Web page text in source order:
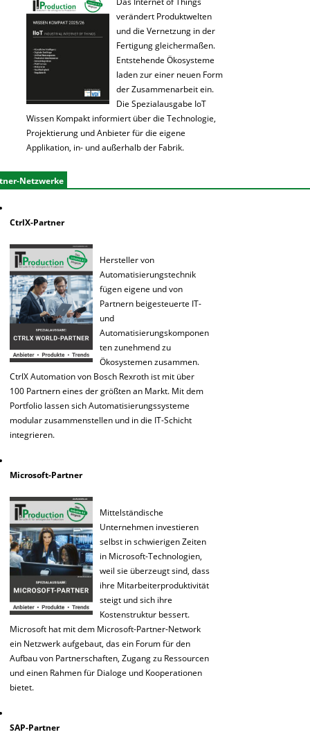
verändert Produktwelten
und die Vernetzung in der
Fertigung gleichermaßen.
Entstehende Ökosysteme
laden zur einer neuen Form
der Zusammenarbeit ein.
Die Spezialausgabe IoT
Wissen Kompakt informiert über die Technologie,
Projektierung und Anbieter für die eigene
Applikation, in- und außerhalb der Fabrik.
Netzwerke
CtrlX-Partner
Hersteller von
Automatisierungstechnik
fügen eigene und von
Partnern beigesteuerte IT-
und
Automatisierungskomponen
ten zunehmend zu
Ökosystemen zusammen.
CtrlX Automation von Bosch Rexroth ist mit über
100 Partnern eines der größten an Markt. Mit dem
Portfolio lassen sich Automatisierungssysteme
modular zusammenstellen und in die IT-Schicht
integrieren.
Microsoft-Partner
Mittelständische
Unternehmen investieren
selbst in schwierigen Zeiten
in Microsoft-Technologien,
weil sie überzeugt sind, dass
ihre Mitarbeiterproduktivität
steigt und sich ihre
Kostenstruktur bessert.
Microsoft hat mit dem Microsoft-Partner-Network
ein Netzwerk aufgebaut, das ein Forum für den
Aufbau von Partnerschaften, Zugang zu Ressourcen
und einen Rahmen für Dialoge und Kooperationen
bietet.
SAP-Partner